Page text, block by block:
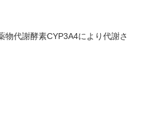
物代謝酵素CYP3A4により代謝さ